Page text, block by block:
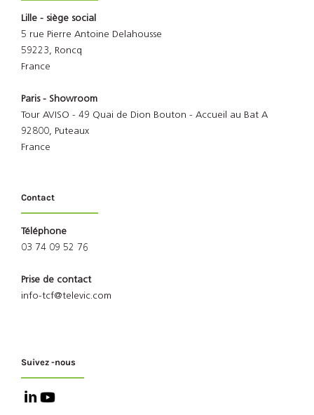
Lille - siège social
5 rue Pierre Antoine Delahousse
59223, Roncq
France
Paris - Showroom
Tour AVISO - 49 Quai de Dion Bouton - Accueil au Bat A
92800, Puteaux
France
Contact
Téléphone
03 74 09 52 76
Prise de contact
info-tcf@televic.com
Suivez -nous